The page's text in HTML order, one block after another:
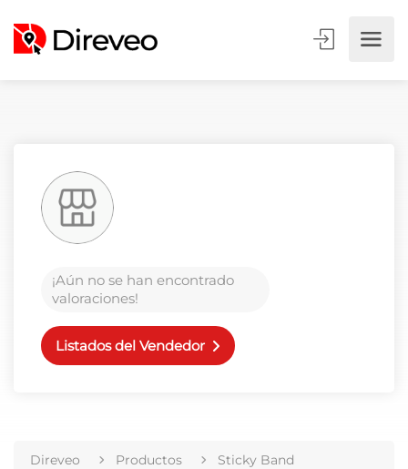
¡Aún no se han encontrado
valoraciones!
Listados del Vendedor
Direveo Productos Sticky Band